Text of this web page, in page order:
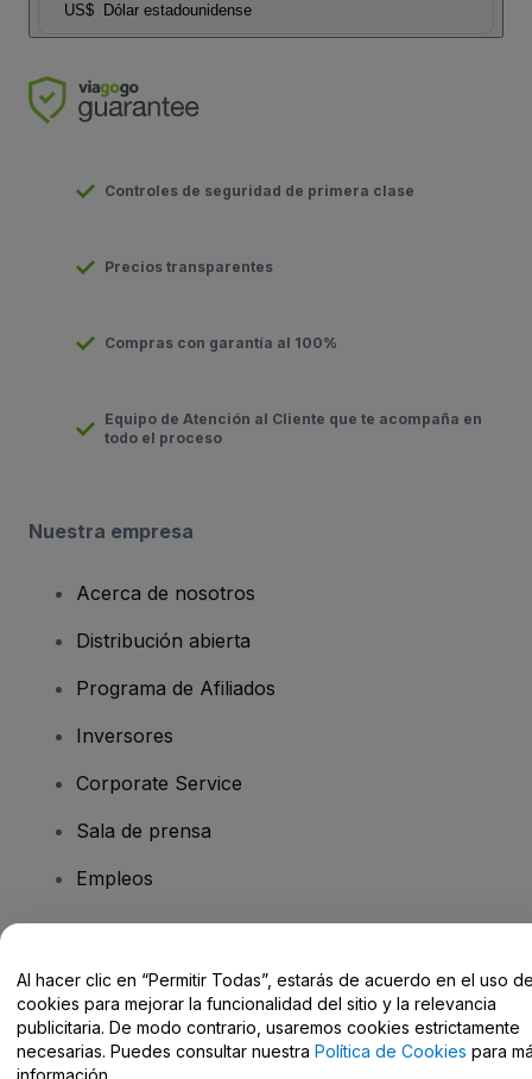
US$ Dólar estadounidense
Controles de seguridad de primera clase
Precios transparentes
Compras con garantía al 100%
Equipo de Atención al Cliente que te acompaña en
todo el proceso
Nuestra empresa
Acerca de nosotros
Distribución abierta
Programa de Afiliados
Inversores
Corporate Service
Sala de prensa
Empleos
Centro de Ayuda / Contacto
Al hacer clic en “Permitir Todas”, estarás de acuerdo en el uso
cookies para mejorar la funcionalidad del sitio y la relevancia
publicitaria. De modo contrario, usaremos cookies estrictamente
necesarias. Puedes consultar nuestra Política de Cookies para
información.